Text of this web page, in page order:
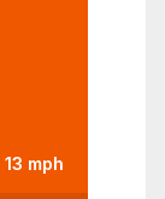
13 mph